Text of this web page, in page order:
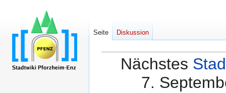
Nächstes
7.
Seite Diskussion